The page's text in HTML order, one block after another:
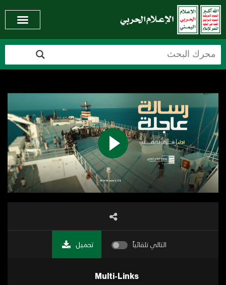
التالي تلقائياً تحميل
Multi-Links